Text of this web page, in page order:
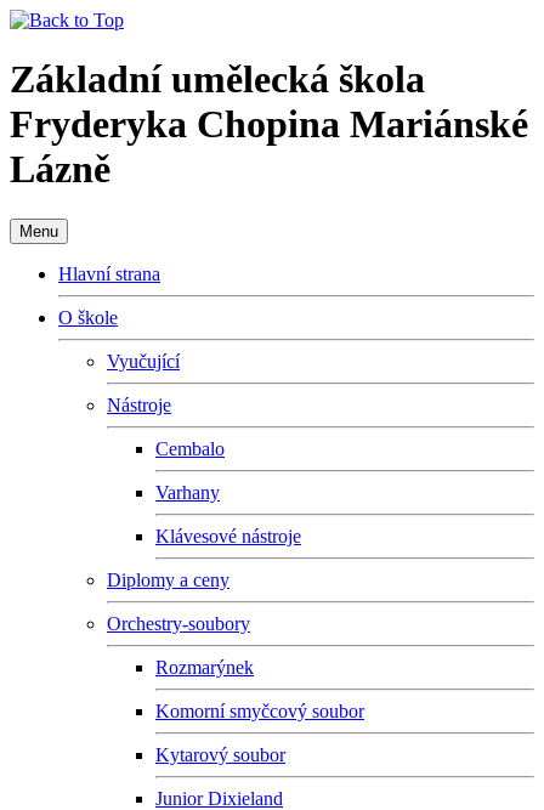
Základní umělecká škola
Fryderyka Chopina Mariánské
Lázně
Menu
Hlavní strana
O škole
Vyučující
Nástroje
Cembalo
Varhany
Klávesové nástroje
Diplomy a ceny
Orchestry-soubory
Rozmarýnek
Komorní smyčcový soubor
Kytarový soubor
Junior Dixieland